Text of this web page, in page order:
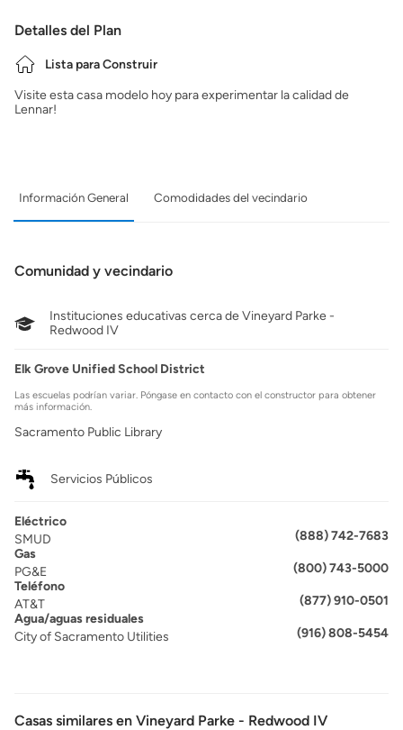
Detalles del Plan
Lista para Construir
Visite esta casa modelo hoy para experimentar la calidad de
Lennar!
Información General Comodidades del vecindario
Comunidad y vecindario
Instituciones educativas cerca de Vineyard Parke -
Redwood IV
Elk Grove Unified School District
Las escuelas podrían variar. Póngase en contacto con el constructor para obtener
más información.
Sacramento Public Library
Servicios Públicos
Eléctrico
SMUD
(888) 742-7683
Gas
PG&E
(800) 743-5000
Teléfono
AT&T
(877) 910-0501
Agua/aguas residuales
City of Sacramento Utilities
(916) 808-5454
Casas similares en Vineyard Parke - Redwood IV